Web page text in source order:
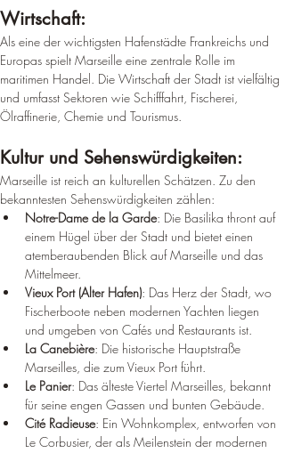
Wirtschaft:
Als eine der wichtigsten Hafenstädte Frankreichs und
Europas spielt Marseille eine zentrale Rolle im
maritimen Handel. Die Wirtschaft der Stadt ist vielfältig
und umfasst Sektoren wie Schifffahrt, Fischerei,
Ölraffinerie, Chemie und Tourismus.
Kultur und Sehenswürdigkeiten:
Marseille ist reich an kulturellen Schätzen. Zu den
bekanntesten Sehenswürdigkeiten zählen:
Notre-Dame de la Garde: Die Basilika thront auf
einem Hügel über der Stadt und bietet einen
atemberaubenden Blick auf Marseille und das
Mittelmeer.
Vieux Port (Alter Hafen): Das Herz der Stadt, wo
Fischerboote neben modernen Yachten liegen
und umgeben von Cafés und Restaurants ist.
La Canebière: Die historische Hauptstraße
Marseilles, die zum Vieux Port führt.
Le Panier: Das älteste Viertel Marseilles, bekannt
für seine engen Gassen und bunten Gebäude.
Cité Radieuse: Ein Wohnkomplex, entworfen von
Le Corbusier, der als Meilenstein der modernen